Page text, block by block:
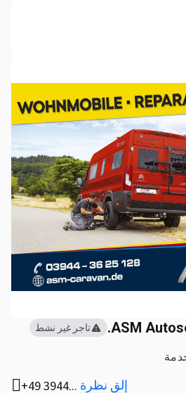
ASM تاجر غير نشط
+49 3944... إلق نظرة